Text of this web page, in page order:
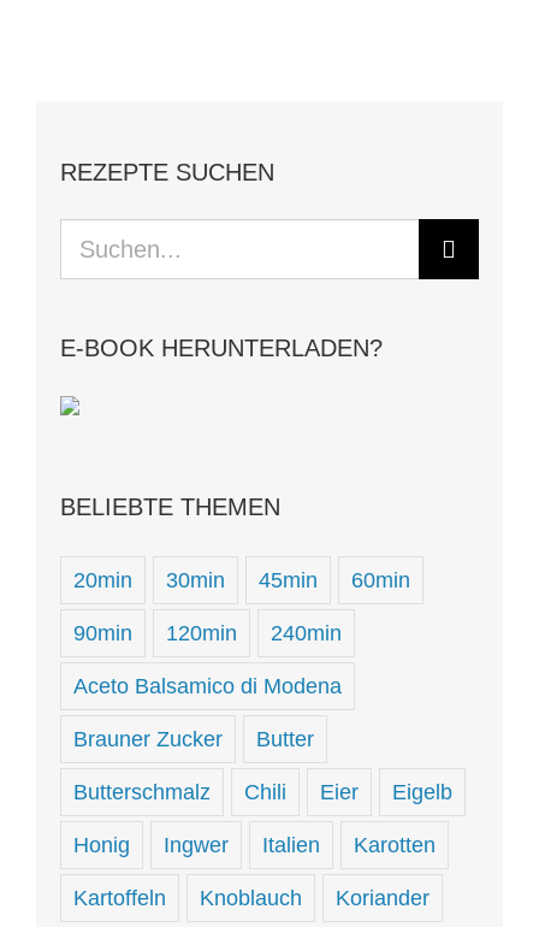
REZEPTE SUCHEN
Suche
nach:
E-BOOK HERUNTERLADEN?
BELIEBTE THEMEN
20min 30min 45min 60min
90min 120min 240min
Aceto Balsamico di Modena
Brauner Zucker Butter
Butterschmalz Chili Eier Eigelb
Honig Ingwer Italien Karotten
Kartoffeln Knoblauch Koriander